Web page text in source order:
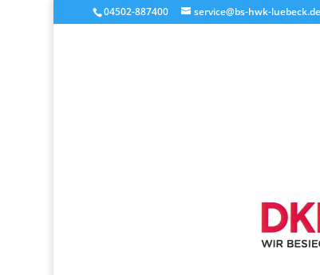
04502-887400 service@bs-hwk-luebeck.de